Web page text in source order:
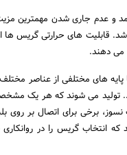
و عدم جاری شدن مهمترین
قابلیت های حرارتی گریس ها
می دهند.
پایه های مختلفی از عناصر
.. تولید می شوند که هر یک
نسوز، برخی برای اتصال بر
که انتخاب گریس را در